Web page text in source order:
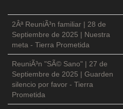
2Âª ReuniÃ³n familiar | 28 de
Septiembre de 2025 | Nuestra
meta - Tierra Prometida
ReuniÃ³n "SÃ© Sano" | 27 de
Septiembre de 2025 | Guarden
silencio por favor - Tierra
Prometida